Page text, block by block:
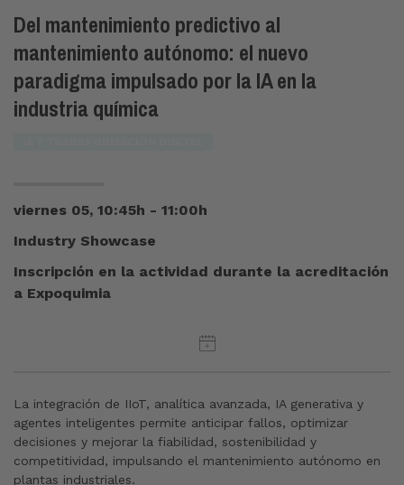
Del mantenimiento predictivo al
mantenimiento autónomo: el nuevo
paradigma impulsado por la IA en la
industria química
viernes 05, 10:45h - 11:00h
Industry Showcase
Inscripción en la actividad durante la acreditación
a Expoquimia
La integración de IIoT, analítica avanzada, IA generativa y
agentes inteligentes permite anticipar fallos, optimizar
decisiones y mejorar la fiabilidad, sostenibilidad y
competitividad, impulsando el mantenimiento autónomo en
plantas industriales.